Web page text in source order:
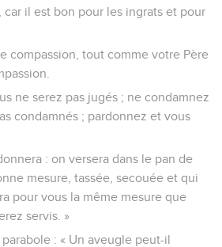
car il est bon pour les ingrats et pour
compassion, tout comme votre Père
ne serez pas jugés ; ne condamnez
condamnés ; pardonnez et vous
: on versera dans le pan de
mesure, tassée, secouée et qui
pour vous la même mesure que
servis. »
: « Un aveugle peut-il